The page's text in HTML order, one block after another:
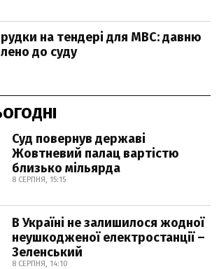
на тендері для МВС: давню
до суду
Суд повернув державі
Жовтневий палац вартістю
близько мільярда
8 СЕРПНЯ, 15:15
В Україні не залишилося жодної
неушкодженої електростанції –
Зеленський
8 СЕРПНЯ, 14:10